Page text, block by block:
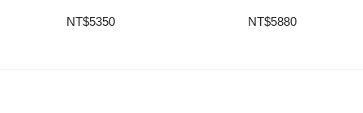
NT$5350 NT$5880